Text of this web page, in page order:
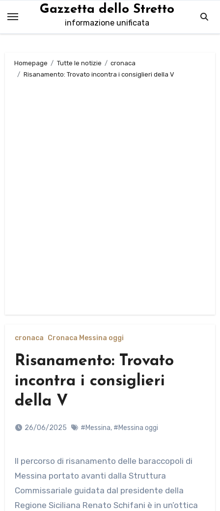
contenuto
Gazzetta dello Stretto
informazione unificata
Homepage Tutte le notizie
cronaca
Risanamento: Trovato incontra i consiglieri della V
cronaca Cronaca Messina oggi
Risanamento: Trovato
incontra i consiglieri
della V
26/06/2025 #Messina, #Messina oggi
Il percorso di risanamento delle baraccopoli di
Messina portato avanti dalla Struttura
Commissariale guidata dal presidente della
Regione Siciliana Renato Schifani è in un’ottica